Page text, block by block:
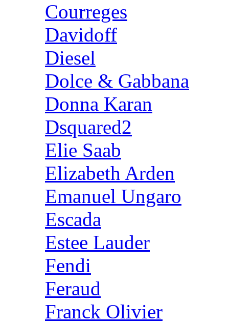
Courreges
Davidoff
Diesel
Dolce & Gabbana
Donna Karan
Dsquared2
Elie Saab
Elizabeth Arden
Emanuel Ungaro
Escada
Estee Lauder
Fendi
Feraud
Franck Olivier